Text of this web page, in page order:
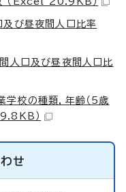
び昼夜間人口比率
人口及び昼夜間人口比
校の種類，年齢（5歳
）
せ